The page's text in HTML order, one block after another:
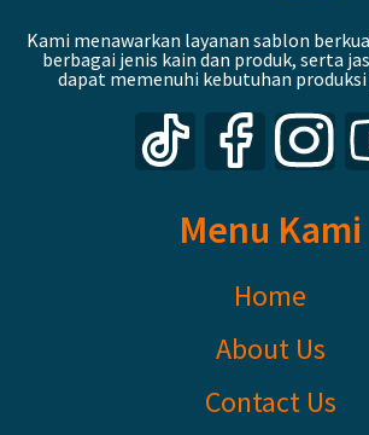
Kami menawarkan layanan sablon
berbagai jenis kain dan produk, serta
dapat memenuhi kebutuhan produksi
Menu Kami
Home
About Us
Contact Us